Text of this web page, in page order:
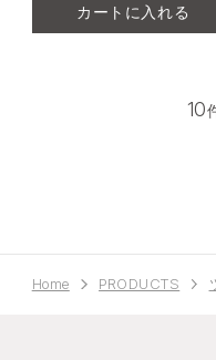
カートに入れる
10
Home PRODUCTS